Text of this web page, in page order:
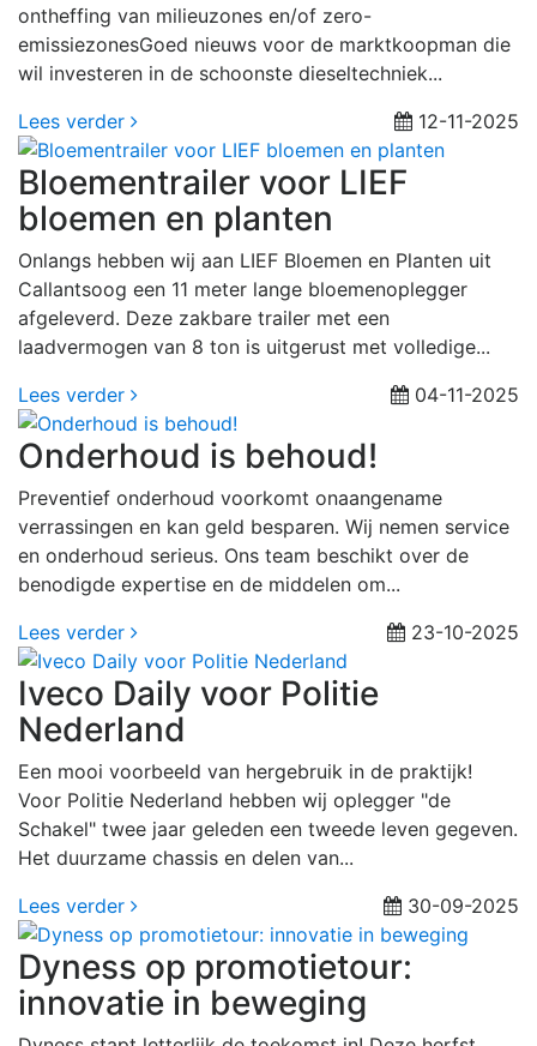
ontheffing van milieuzones en/of zero-
emissiezonesGoed nieuws voor de marktkoopman die
wil investeren in de schoonste dieseltechniek...
Lees verder
12-11-2025
Bloementrailer voor LIEF
bloemen en planten
Onlangs hebben wij aan LIEF Bloemen en Planten uit
Callantsoog een 11 meter lange bloemenoplegger
afgeleverd. Deze zakbare trailer met een
laadvermogen van 8 ton is uitgerust met volledige...
Lees verder
04-11-2025
Onderhoud is behoud!
Preventief onderhoud voorkomt onaangename
verrassingen en kan geld besparen. Wij nemen service
en onderhoud serieus. Ons team beschikt over de
benodigde expertise en de middelen om...
Lees verder
23-10-2025
Iveco Daily voor Politie
Nederland
Een mooi voorbeeld van hergebruik in de praktijk!
Voor Politie Nederland hebben wij oplegger "de
Schakel" twee jaar geleden een tweede leven gegeven.
Het duurzame chassis en delen van...
Lees verder
30-09-2025
Dyness op promotietour:
innovatie in beweging